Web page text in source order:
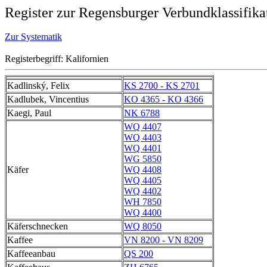
Register zur Regensburger
Zur Systematik
Registerbegriff: Kalifornien
Kadlinský, Felix
KS 2700 - KS 2701
Kadlubek, Vincentius
KO 4365 - KO 4366
Kaegi, Paul
NK 6788
Käfer
WQ 4407
WQ 4403
WQ 4401
WG 5850
WQ 4408
WQ 4405
WQ 4402
WH 7850
WQ 4400
Käferschnecken
WQ 8050
Kaffee
VN 8200 - VN 8209
Kaffeeanbau
QS 200